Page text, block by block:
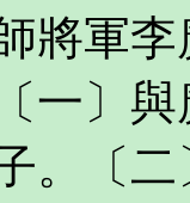
軍李
一〕
。〔